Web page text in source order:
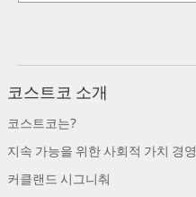
코스트코 소개
코스트코는?
지속 가능을 위한 사회적 가치 경영
커클랜드 시그니춰